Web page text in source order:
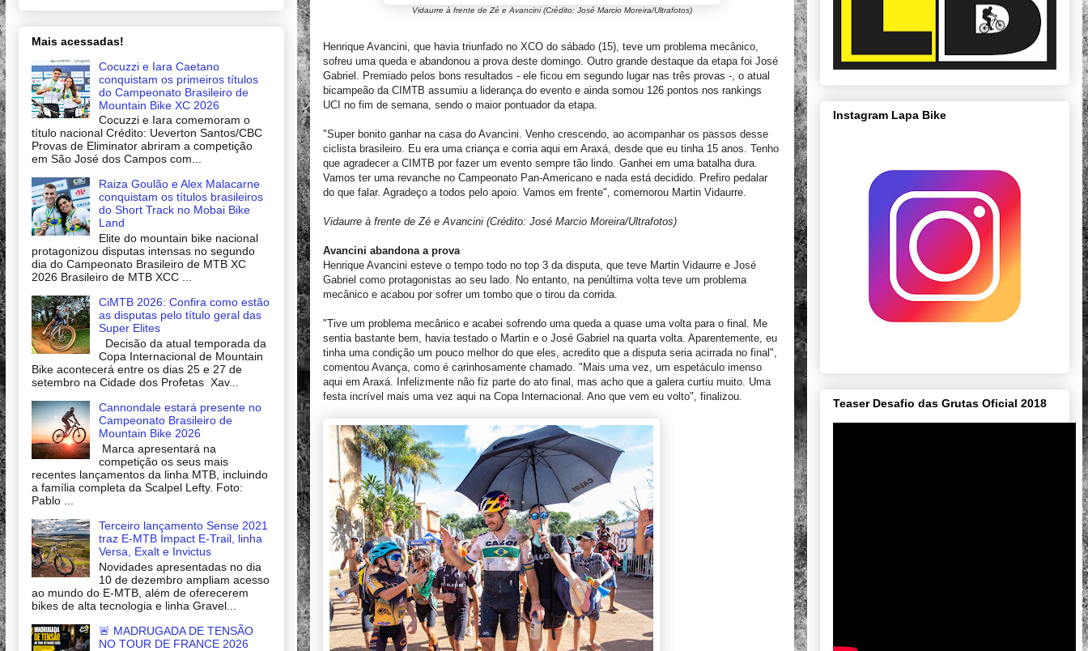
Vidaurre à frente de Zé e Avancini (Crédito: José Marcio Moreira/Ultrafotos)
Henrique Avancini, que havia triunfado no XCO do sábado (15), teve um problema mecânico,
sofreu uma queda e abandonou a prova deste domingo. Outro grande destaque da etapa foi José
Gabriel. Premiado pelos bons resultados - ele ficou em segundo lugar nas três provas -, o atual
bicampeão da CIMTB assumiu a liderança do evento e ainda somou 126 pontos nos rankings
UCI no fim de semana, sendo o maior pontuador da etapa.
"Super bonito ganhar na casa do Avancini. Venho crescendo, ao acompanhar os passos desse
ciclista brasileiro. Eu era uma criança e corria aqui em Araxá, desde que eu tinha 15 anos. Tenho
que agradecer a CIMTB por fazer um evento sempre tão lindo. Ganhei em uma batalha dura.
Vamos ter uma revanche no Campeonato Pan-Americano e nada está decidido. Prefiro pedalar
do que falar. Agradeço a todos pelo apoio. Vamos em frente", comemorou Martin Vidaurre.
Vidaurre à frente de Zé e Avancini (Crédito: José Marcio Moreira/Ultrafotos)
Avancini abandona a prova
Henrique Avancini esteve o tempo todo no top 3 da disputa, que teve Martin Vidaurre e José
Gabriel como protagonistas ao seu lado. No entanto, na penúltima volta teve um problema
mecânico e acabou por sofrer um tombo que o tirou da corrida.
"Tive um problema mecânico e acabei sofrendo uma queda a quase uma volta para o final. Me
sentia bastante bem, havia testado o Martin e o José Gabriel na quarta volta. Aparentemente, eu
tinha uma condição um pouco melhor do que eles, acredito que a disputa seria acirrada no final",
comentou Avança, como é carinhosamente chamado. "Mais uma vez, um espetáculo imenso
aqui em Araxá. Infelizmente não fiz parte do ato final, mas acho que a galera curtiu muito. Uma
festa incrível mais uma vez aqui na Copa Internacional. Ano que vem eu volto", finalizou.
Mais acessadas!
Cocuzzi e Iara Caetano
conquistam os primeiros títulos
do Campeonato Brasileiro de
Mountain Bike XC 2026
Cocuzzi e Iara comemoram o
título nacional Crédito: Ueverton Santos/CBC
Provas de Eliminator abriram a competição
em São José dos Campos com...
Raiza Goulão e Alex Malacarne
conquistam os títulos brasileiros
do Short Track no Mobai Bike
Land
Elite do mountain bike nacional
protagonizou disputas intensas no segundo
dia do Campeonato Brasileiro de MTB XC
2026 Brasileiro de MTB XCC ...
CiMTB 2026: Confira como estão
as disputas pelo título geral das
Super Elites
Decisão da atual temporada da
Copa Internacional de Mountain
Bike acontecerá entre os dias 25 e 27 de
setembro na Cidade dos Profetas Xav...
Cannondale estará presente no
Campeonato Brasileiro de
Mountain Bike 2026
Marca apresentará na
competição os seus mais
recentes lançamentos da linha MTB, incluindo
a família completa da Scalpel Lefty. Foto:
Pablo ...
Terceiro lançamento Sense 2021
traz E-MTB Impact E-Trail, linha
Versa, Exalt e Invictus
Novidades apresentadas no dia
10 de dezembro ampliam acesso
ao mundo do E-MTB, além de oferecerem
bikes de alta tecnologia e linha Gravel...
🚨 MADRUGADA DE TENSÃO
NO TOUR DE FRANCE 2026
Instagram Lapa Bike
Teaser Desafio das Grutas Oficial 2018